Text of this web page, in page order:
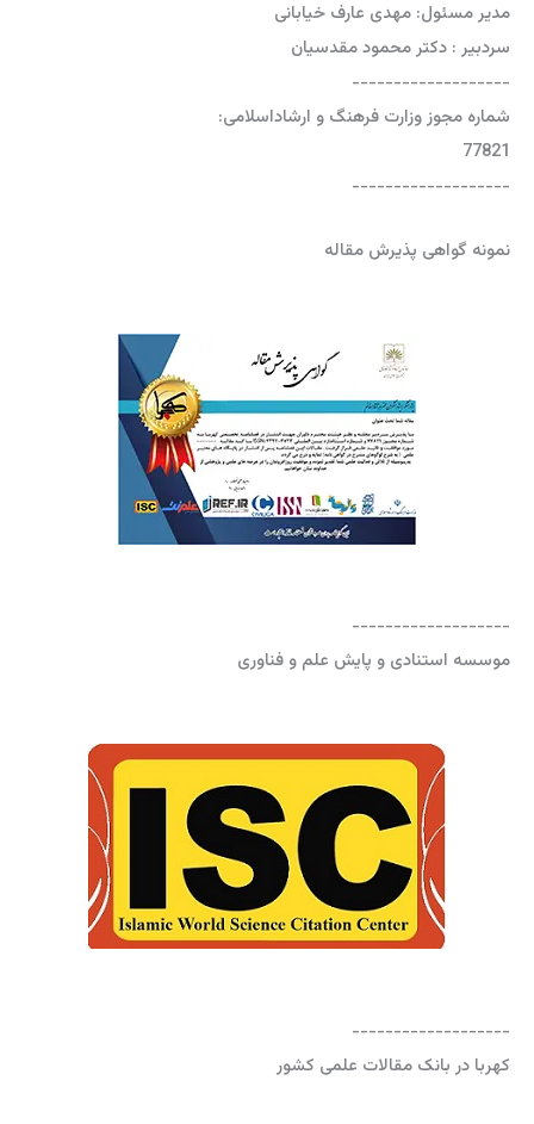
مدیر مسئول: مهدی عارف خیابانی
سردبیر : دکتر محمود مقدسیان
-------------------
شماره مجوز وزارت فرهنگ و ارشاداسلامی:
77821
-------------------
نمونه گواهی پذیرش مقاله
-------------------
موسسه استنادی و پایش علم و فناوری
-------------------
کهربا در بانک مقالات علمی کشور